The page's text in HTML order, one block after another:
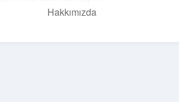
Hakkımızda